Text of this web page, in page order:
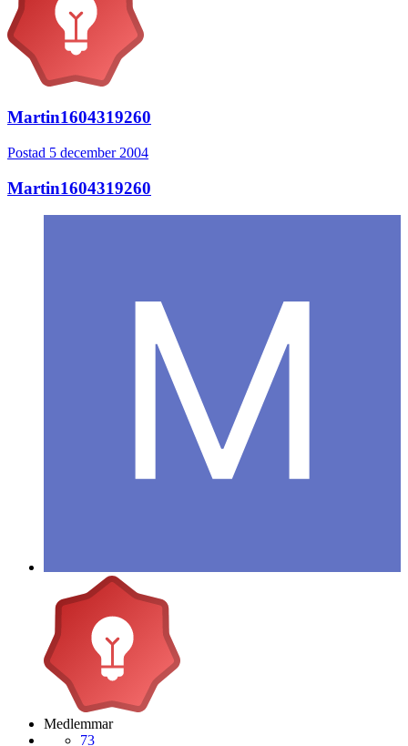
Martin1604319260
Postad 5 december 2004
Martin1604319260
Medlemmar
73